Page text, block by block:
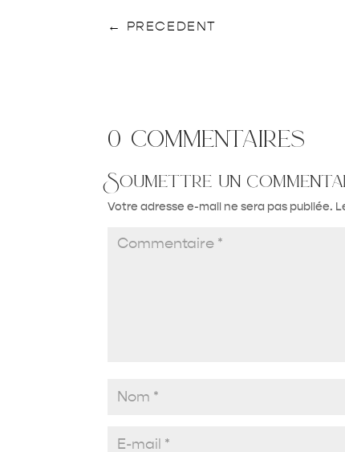
← PRECEDENT
0 commentaires
Soumettre un
Votre adresse e-mail ne sera pas publiée.